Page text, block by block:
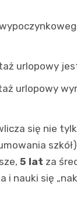
urlopowy
urlopowy
się nie
5 lat za
i nauki się